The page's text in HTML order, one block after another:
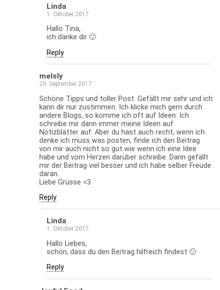
Linda
1. Oktober 2017
Hallo Tina,
ich danke dir 🙂
Reply
melsly
29. September 2017
Schöne Tipps und toller Post. Gefällt mir sehr und ich
kann dir nur zustimmen. Ich klicke mich gern durch
andere Blogs, so komme ich oft auf Ideen. Ich
schreibe mir dann immer meine Ideen auf
Notizblätter auf. Aber du hast auch recht, wenn ich
denke ich muss was posten, finde ich den Beitrag
von mir auch nicht so gut wie wenn ich eine Idee
habe und vom Herzen darüber schreibe. Dann gefällt
mir der Beitrag viel besser und ich habe selber Freude
daran..
Liebe Grüsse <3
Reply
Linda
1. Oktober 2017
Hallo Liebes,
schön, dass du den Beitrag hilfreich findest 🙂
Reply